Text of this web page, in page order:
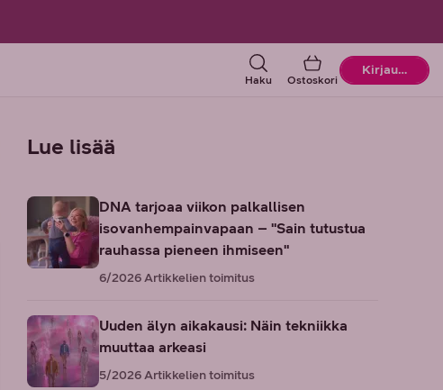
Haku Ostoskori
Ostoskori
Kirjaudu
Lue lisää
DNA tarjoaa viikon palkallisen
isovanhempainvapaan – "Sain tutustua
rauhassa pieneen ihmiseen"
6/2026Artikkelien toimitus
Uuden älyn aikakausi: Näin tekniikka
muuttaa arkeasi
5/2026Artikkelien toimitus